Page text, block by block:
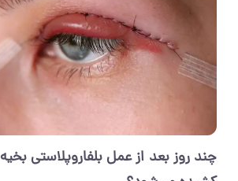
چند روز بعد از عمل بلفاروپلاستی بخیه